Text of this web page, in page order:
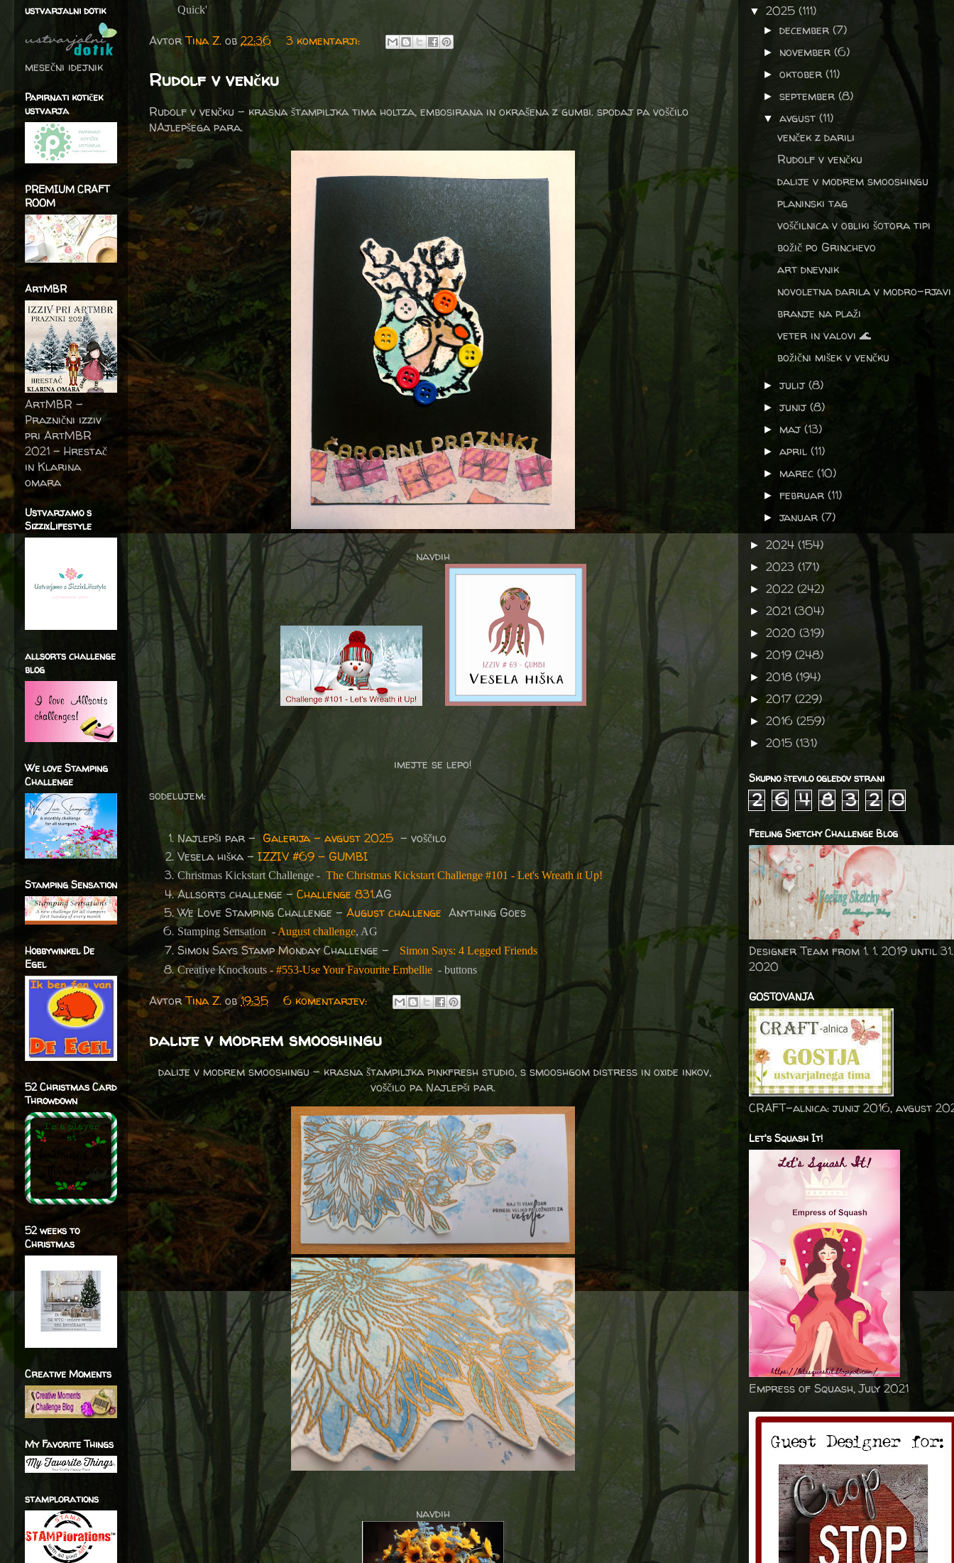
Quick'
AvtorTina Z. ob 22:36 3 komentarji:
Rudolf v venčku
Rudolf v venčku - krasna štampiljka tima holtza, embosirana in okrašena z gumbi. spodaj pa voščilo
NAjlepšega para.
navdih
imejte se lepo!
sodelujem:
Najlepši par -Galerija – avgust 2025 – voščilo
Vesela hiška – IZZIV #69 - GUMBI
Christmas Kickstart Challenge - The Christmas Kickstart Challenge #101 - Let's Wreath it Up!
Allsorts challenge – Challenge 831.AG
We Love Stamping Challenge - August challenge Anything Goes
Stamping Sensation - August challenge, AG
Simon Says Stamp Monday Challenge -
Simon Says: 4 Legged Friends
Creative Knockouts - #553-Use Your Favourite Embellie - buttons
AvtorTina Z. ob19:35 6 komentarjev:
dalije v modrem smooshingu
dalije v modrem smooshingu - krasna štampiljka pinkfresh studio, s smooshgom distress in oxide inkov,
voščilo pa Najlepši par.
navdih
ustvarjalni dotik
mesečni idejnik
Papirnati kotiček
ustvarja
PREMIUM CRAFT
ROOM
ArtMBR
ArtMBR -
Praznični izziv
pri ArtMBR
2021 – Hrestač
in Klarina
omara
Ustvarjamo s
SizzixLifestyle
allsorts challenge
blog
We love Stamping
Challenge
Stamping Sensation
Hobbywinkel De
Egel
52 Christmas Card
Throwdown
52 weeks to
Christmas
Creative Moments
My Favorite Things
stamplorations
▼ 2025 (111)
►december(7)
► november(6)
►oktober(11)
►september(8)
▼avgust(11)
venček z darili
Rudolf v venčku
dalije v modrem smooshingu
planinski tag
voščilnica v obliki šotora tipi
božič po Grinchevo
art dnevnik
novoletna darila v modro-rjavi
branje na plaži
veter in valovi 🌊
božični mišek v venčku
►julij(8)
►junij(8)
► maj(13)
►april(11)
► marec(10)
►februar(11)
►januar(7)
► 2024 (154)
► 2023 (171)
► 2022 (242)
► 2021 (304)
► 2020 (319)
► 2019 (248)
► 2018 (194)
► 2017 (229)
► 2016 (259)
► 2015 (131)
Skupno število ogledov strani
2 6 4 8 3 2 0
Feeling Sketchy Challenge Blog
Designer Team from 1. 1. 2019 until
2020
GOSTOVANJA
CRAFT-alnica: junij 2016, avgust
Let's Squash It!
Empress of Squash, July 2021